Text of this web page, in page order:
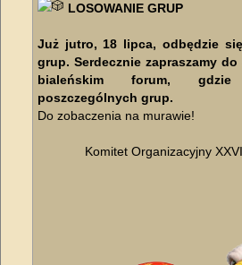
LOSOWANIE GRUP
Już jutro, 18 lipca, odbędzie
grup. Serdecznie zapraszamy
bialeńskim forum, gdzie
poszczególnych grup.
Do zobaczenia na murawie!
Komitet Organizacyjny